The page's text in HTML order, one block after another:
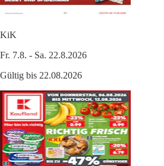
KiK
Fr. 7.8. - Sa. 22.8.2026
Gültig bis 22.08.2026